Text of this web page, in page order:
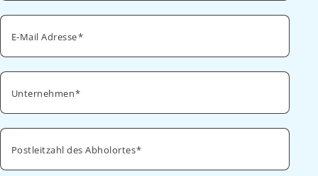
E-Mail Adresse
Unternehmen
Postleitzahl des Abholortes